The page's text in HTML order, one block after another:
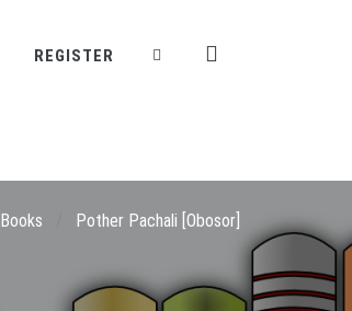
REGISTER
Books Pother Pachali [Obosor]